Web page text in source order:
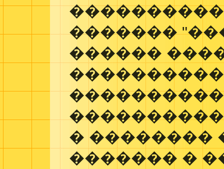
�������
������
� ��������
������� �